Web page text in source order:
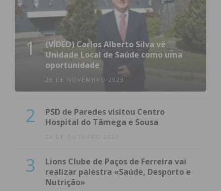
1
(VÍDEO) Carlos Alberto Silva vê
Unidade Local de Saúde como uma
oportunidade
23 DE NOVEMBRO 2023
2
PSD de Paredes visitou Centro
Hospital do Tâmega e Sousa
23 DE OUTUBRO 2023
3
Lions Clube de Paços de Ferreira vai
realizar palestra «Saúde, Desporto e
Nutrição»